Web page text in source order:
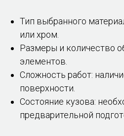
Тип выбранного
или хром.
Размеры и количество
элементов.
Сложность работ:
поверхности.
Состояние кузова:
предварительной